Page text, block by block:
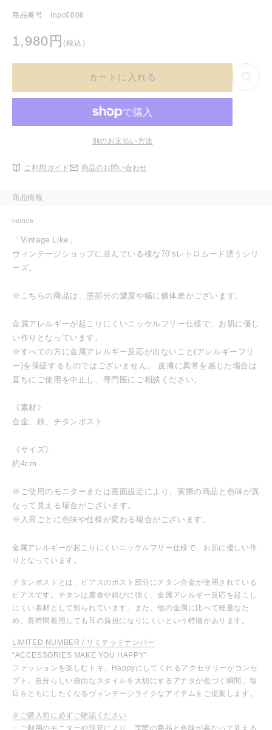
商品番号 lnpc0806
通
1,980円 (税込)
カートに入れる
別のお支払い方法
ご利用ガイド 商品のお問い合わせ
商品情報
ln0806
「Vintage Like」
ヴィンテージショップに並んでいる様な70'sレトロムード漂うシリ
ーズ。
※こちらの商品は、墨部分の濃度や幅に個体差がございます。
金属アレルギーが起こりにくいニッケルフリー仕様で、お肌に優し
い作りとなっています。
※すべての方に金属アレルギー反応が出ないこと(アレルギーフリ
ー)を保証するものではございません。 皮膚に異常を感じた場合は
直ちにご使用を中止し、専門医にご相談ください。
《素材》
合金、鉄、チタンポスト
《サイズ》
約4cm
※ご使用のモニターまたは画面設定により、実際の商品と色味が異
なって見える場合がございます。
※入荷ごとに色味や仕様が変わる場合がございます。
金属アレルギーが起こりにくいニッケルフリー仕様で、お肌に優しい作
りとなっています。
チタンポストとは、ピアスのポスト部分にチタン合金が使用されている
ピアスです。チタンは腐食や錆びに強く、金属アレルギー反応を起こし
にくい素材として知られています。また、他の金属に比べて軽量なた
め、長時間着用しても耳の負担になりにくいという特徴があります。
LIMITED NUMBER / リミテッドナンバー
“ACCESSORIES MAKE YOU HAPPY”
ファッションを楽しむトキ、Happyにしてくれるアクセサリーがコンセ
プト。自分らしい自由なスタイルを大切にするアナタが色づく瞬間、毎
日をともにしたくなるヴィンテージライクなアイテムをご提案します。
※ご購入前に必ずご確認ください
・ご利用のモニターや設定により、実際の商品と色味が異なって見える